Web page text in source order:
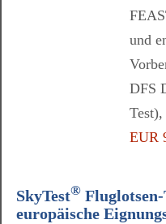
und
DFS
EUR
SkyTest®
europäische